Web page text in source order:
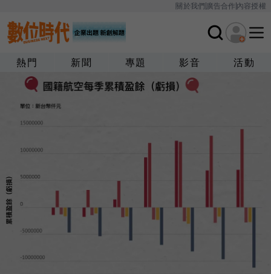
關於我們廣告合作內容授權
熱門 新聞 專題 影音 活動